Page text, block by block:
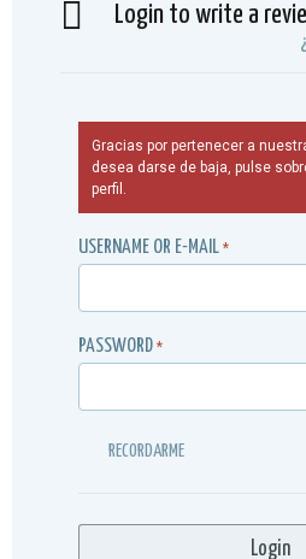
Login to write a
Gracias por pertenecer a
desea darse de baja, pulse
perfil.
USERNAME OR E-MAIL *
PASSWORD *
RECORDARME